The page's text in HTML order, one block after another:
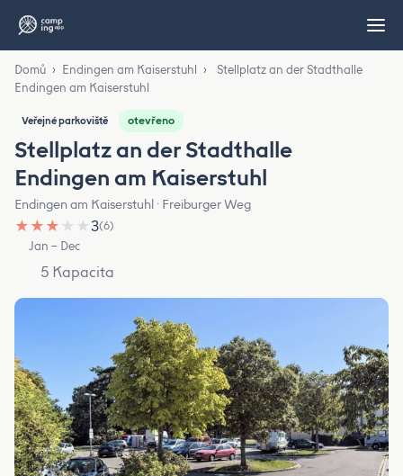
Domů › Endingen am Kaiserstuhl ›
Stellplatz an der Stadthalle
Endingen am Kaiserstuhl
Veřejné parkoviště otevřeno
Stellplatz an der Stadthalle
Endingen am Kaiserstuhl
Endingen am Kaiserstuhl · Freiburger Weg
★ ★ ★ ★ ★3(6)
Jan – Dec
5 Kapacita